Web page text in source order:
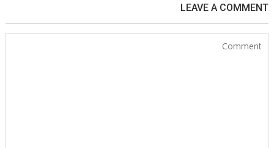
LEAVE A COMMENT